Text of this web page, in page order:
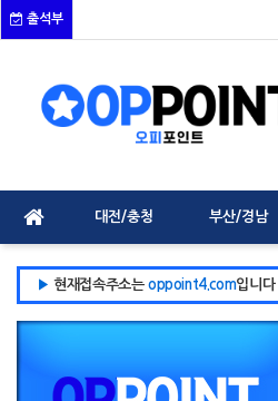
출석부
대전/충청 부산/경남
▶ 현재접속주소는 oppoint4.com입니다